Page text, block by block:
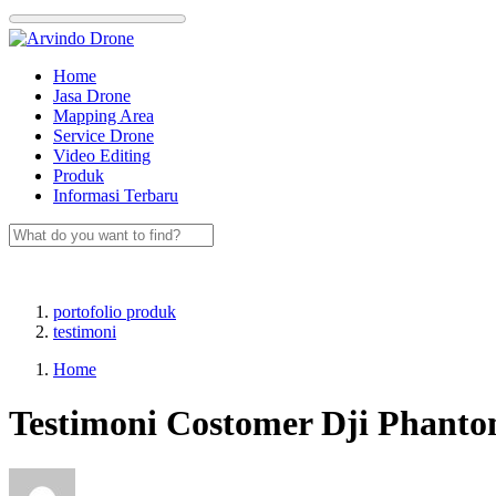
Skip
to
Home
Jasa Drone
Mapping Area
Service Drone
Video Editing
Produk
Informasi Terbaru
portofolio produk
testimoni
Home
Testimoni Costomer Dji